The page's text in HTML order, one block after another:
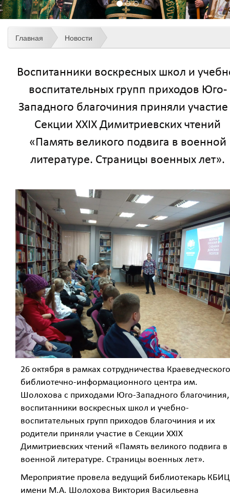
Главная Новости
Воспитанники воскресных школ и
воспитательных групп приходов Юго-
Западного благочиния приняли участие
Секции XXIX Димитриевских чтений
«Память великого подвига в военной
литературе. Страницы военных лет».
26 октября в рамках сотрудничества Краеведческого
библиотечно-информационного центра им.
Шолохова с приходами Юго-Западного благочиния,
воспитанники воскресных школ и учебно-
воспитательных групп приходов благочиния и их
родители приняли участие в Секции XXIX
Димитриевских чтений «Память великого подвига в
военной литературе. Страницы военных лет».
Мероприятие провела ведущий библиотекарь КБИЦ
имени М.А. Шолохова Виктория Васильевна